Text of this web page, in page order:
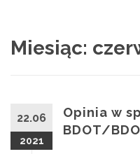
Miesiąc:
22.06
2021
Opinia w
BDOT/